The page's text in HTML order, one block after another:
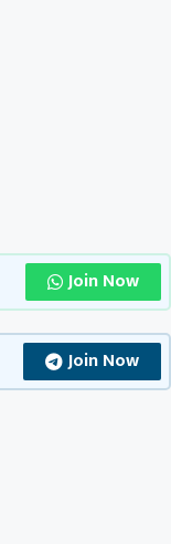
Join Now
Join Now